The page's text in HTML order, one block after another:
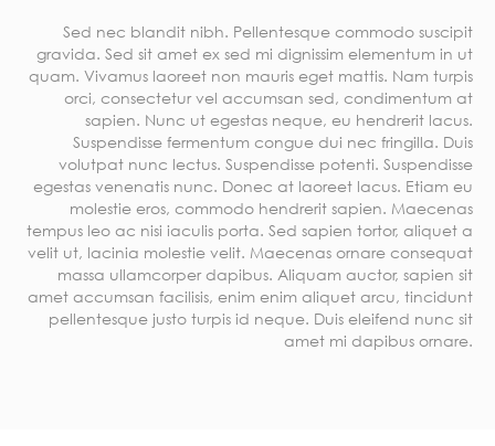
Sed nec blandit nibh. Pellentesque commodo suscipit
gravida. Sed sit amet ex sed mi dignissim elementum in ut
quam. Vivamus laoreet non mauris eget mattis. Nam turpis
orci, consectetur vel accumsan sed, condimentum at
sapien. Nunc ut egestas neque, eu hendrerit lacus.
Suspendisse fermentum congue dui nec fringilla. Duis
volutpat nunc lectus. Suspendisse potenti. Suspendisse
egestas venenatis nunc. Donec at laoreet lacus. Etiam eu
molestie eros, commodo hendrerit sapien. Maecenas
tempus leo ac nisi iaculis porta. Sed sapien tortor, aliquet a
velit ut, lacinia molestie velit. Maecenas ornare consequat
massa ullamcorper dapibus. Aliquam auctor, sapien sit
amet accumsan facilisis, enim enim aliquet arcu, tincidunt
pellentesque justo turpis id neque. Duis eleifend nunc sit
amet mi dapibus ornare.